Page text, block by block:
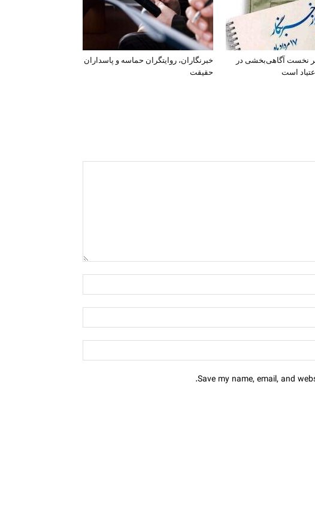
خبرنگاران، روایتگران حماسه و پاسداران
حقیقت
نخست آگاهی‌بخشی در
است
Save my name, email, and